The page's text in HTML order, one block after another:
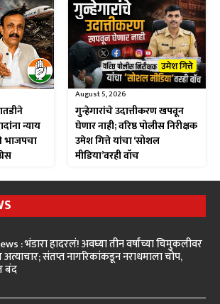
न्याय
भाजपचा
August 5, 2026
गुन्हेगारांचे उदात्तीकरण खपवून
घेणार नाही; वरिष्ठ पोलीस निरीक्षक
उमेश गित्ते यांचा ‘सोशल
मीडिया’वरही वॉच
: भंडारा हादरलं! अवघ्या तीन वर्षांच्या चिमुकलीवर
संतप्त नागरिकांकडून नराधमाला चोप,
बंद